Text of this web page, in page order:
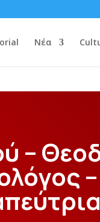
Νέα
–
–